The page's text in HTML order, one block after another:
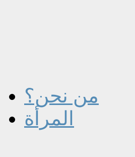
من نحن؟
المرأة